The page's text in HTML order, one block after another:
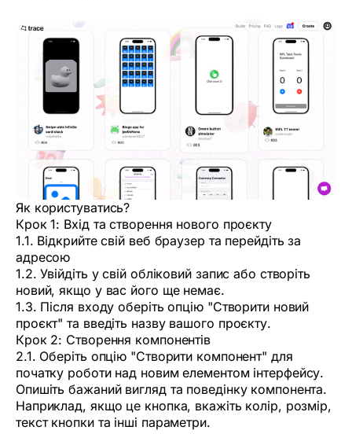
Як користуватись?
Крок 1: Вхід та створення нового проєкту
1.1. Відкрийте свій веб браузер та перейдіть за
адресою
1.2. Увійдіть у свій обліковий запис або створіть
новий, якщо у вас його ще немає.
1.3. Після входу оберіть опцію "Створити новий
проєкт" та введіть назву вашого проєкту.
Крок 2: Створення компонентів
2.1. Оберіть опцію "Створити компонент" для
початку роботи над новим елементом інтерфейсу.
Опишіть бажаний вигляд та поведінку компонента.
Наприклад, якщо це кнопка, вкажіть колір, розмір,
текст кнопки та інші параметри.